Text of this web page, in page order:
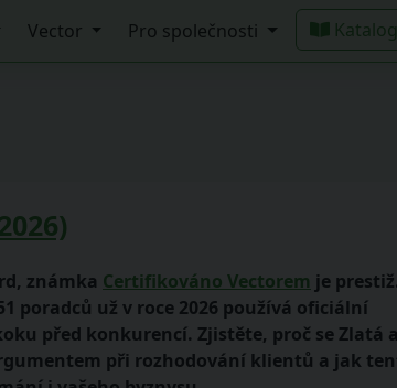
Vector Pro společnosti Katalog
známka Certifikováno Vectorem je prestiž.
poradců už v roce 2026 používá oficiální
před konkurencí. Zjistěte, proč se Zlatá a
při rozhodování klientů a jak